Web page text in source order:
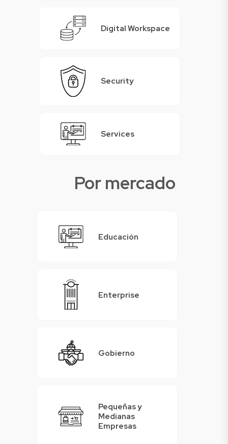
Digital Workspace
Security
Services
Por mercado
Educación
Enterprise
Gobierno
Pequeñas y
Medianas
Empresas